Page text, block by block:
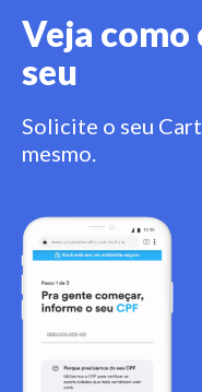
Veja como
seu
Solicite o seu
mesmo.